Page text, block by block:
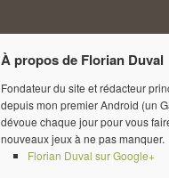
À propos de Florian Duval
Fondateur du site et rédacteur
depuis mon premier Android (un
dévoue chaque jour pour vous
nouveaux jeux à ne pas manquer.
Florian Duval sur Google+